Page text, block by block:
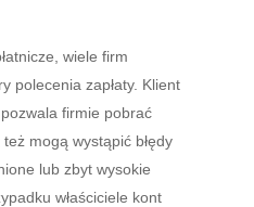
wiele firm
polecenia zapłaty. Klient
firmie pobrać
mogą wystąpić błędy
lub zbyt wysokie
właściciele kont